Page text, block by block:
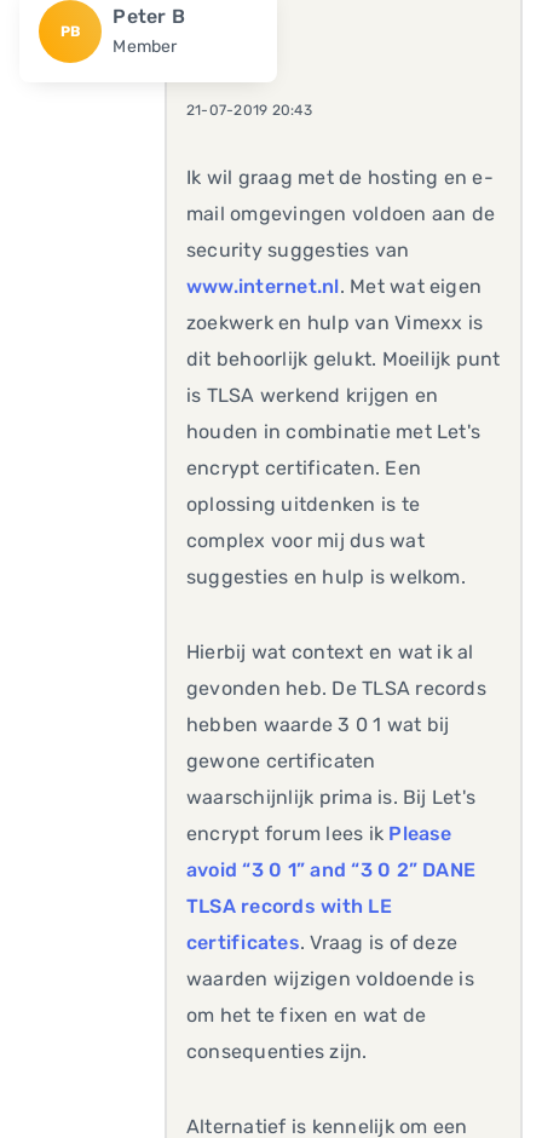
PB
Peter B
Member
21-07-2019 20:43
Ik wil graag met de hosting en e-
mail omgevingen voldoen aan de
security suggesties van
www.internet.nl. Met wat eigen
zoekwerk en hulp van Vimexx is
dit behoorlijk gelukt. Moeilijk punt
is TLSA werkend krijgen en
houden in combinatie met Let's
encrypt certificaten. Een
oplossing uitdenken is te
complex voor mij dus wat
suggesties en hulp is welkom.
Hierbij wat context en wat ik al
gevonden heb. De TLSA records
hebben waarde 3 0 1 wat bij
gewone certificaten
waarschijnlijk prima is. Bij Let's
encrypt forum lees ik Please
avoid “3 0 1” and “3 0 2” DANE
TLSA records with LE
certificates. Vraag is of deze
waarden wijzigen voldoende is
om het te fixen en wat de
consequenties zijn.
Alternatief is kennelijk om een